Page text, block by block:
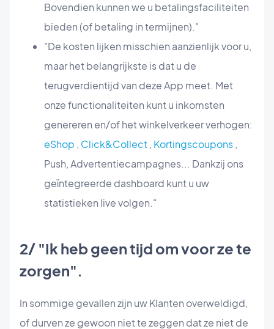
Bovendien kunnen we u betalingsfaciliteiten
bieden (of betaling in termijnen)."
"De kosten lijken misschien aanzienlijk voor u,
maar het belangrijkste is dat u de
terugverdientijd van deze App meet. Met
onze functionaliteiten kunt u inkomsten
genereren en/of het winkelverkeer verhogen:
eShop , Click&Collect, Kortingscoupons,
Push, Advertentiecampagnes... Dankzij ons
geïntegreerde dashboard kunt u uw
statistieken live volgen."
2/ "Ik heb geen tijd om voor ze te
zorgen".
In sommige gevallen zijn uw Klanten overweldigd,
of durven ze gewoon niet te zeggen dat ze niet de